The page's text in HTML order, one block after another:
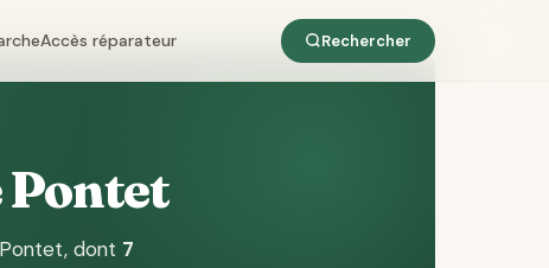
Accès réparateur Rechercher
Pontet
, dont 7